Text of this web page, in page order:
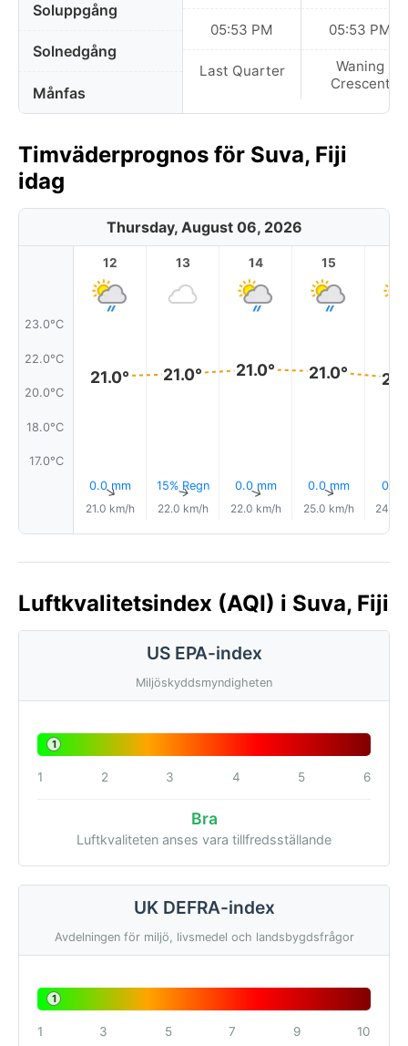
Soluppgång
Solnedgång
Månfas
05:53 PM
Last Quarter
05:53 PM
Waning
Crescent
Timväderprognos för Suva, Fiji
idag
Thursday, August 06, 2026
23.0°C
22.0°C
20.0°C
18.0°C
17.0°C
12
21.0°
0.0 mm
↑
21.0 km/h
13
21.0°
15% Regn
↑
22.0 km/h
14
21.0°
0.0 mm
↑
22.0 km/h
15
21.0°
0.0 mm
↑
25.0 km/h
0.1
24.0
Luftkvalitetsindex (AQI) i Suva, Fiji
US EPA-index
Miljöskyddsmyndigheten
1
1 2 3 4 5 6
Bra
Luftkvaliteten anses vara tillfredsställande
UK DEFRA-index
Avdelningen för miljö, livsmedel och landsbygdsfrågor
1
1 3 5 7 9 10